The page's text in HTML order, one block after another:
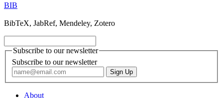
BIB
BibTeX, JabRef, Mendeley, Zotero
Subscribe to our newsletter
Subscribe to our newsletter
About